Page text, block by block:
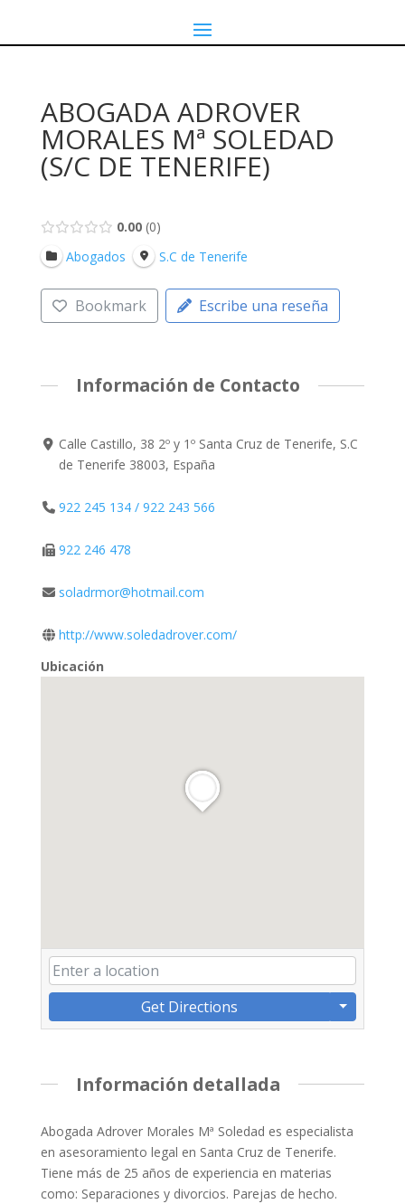
ABOGADA ADROVER
MORALES Mª SOLEDAD
(S/C DE TENERIFE)
0.00 0
Abogados
S.C de Tenerife
Bookmark Escribe una reseña
Información de Contacto
Calle Castillo, 38 2º y 1º Santa Cruz de Tenerife, S.C
de Tenerife 38003, España
922 245 134 / 922 243 566
922 246 478
soladrmor@hotmail.com
http://www.soledadrover.com/
Ubicación
Get Directions
Información detallada
Abogada Adrover Morales Mª Soledad es especialista
en asesoramiento legal en Santa Cruz de Tenerife.
Tiene más de 25 años de experiencia en materias
como: Separaciones y divorcios. Parejas de hecho.